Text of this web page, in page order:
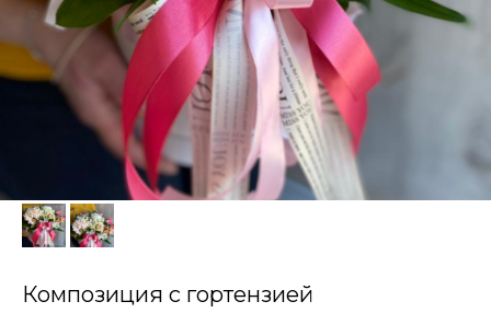
Композиция с гортензией